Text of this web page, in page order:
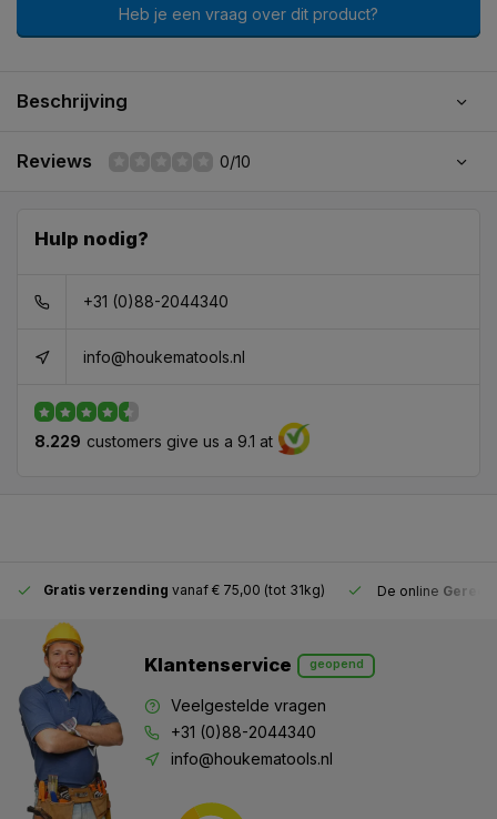
Heb je een vraag over dit product?
Beschrijving
Reviews 0/10
Hulp nodig?
+31 (0)88-2044340
info@houkematools.nl
8.229 customers give us a 9.1 at
Gratis verzending vanaf € 75,00 (tot 31kg) De online
Klantenservice geopend
Veelgestelde vragen
+31 (0)88-2044340
info@houkematools.nl